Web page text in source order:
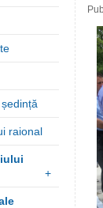
raional
+